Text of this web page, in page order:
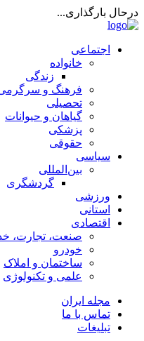
درحال بارگذاری...
اجتماعی
خانواده
زندگی
فرهنگ و
تحصیلی
گیاهان و حیوانات
پزشکی
حقوقی
سیاسی
بین‌المللی
گردشگری
ورزشی
استانی
اقتصادی
صنعت، تجارت،
خودرو
ساختمان و املاک
علمی و تکنولوژی
مجله ایران
تماس با ما
تبلیغات